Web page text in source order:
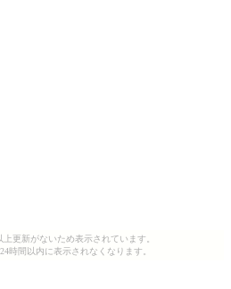
更新がないため表示されています。
時間以内に表示されなくなります。